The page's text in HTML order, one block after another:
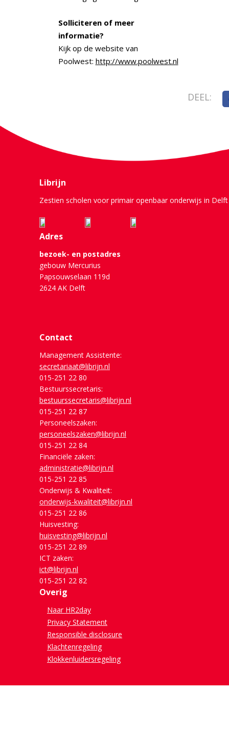
Solliciteren of meer
informatie?
Kijk op de website van
Poolwest: http://www.poolwest.nl
DEEL:
Librijn
Zestien scholen voor primair openbaar onderwijs in
Adres
bezoek- en postadres
gebouw Mercurius
Papsouwselaan 119d
2624 AK Delft
Contact
Management Assistente:
secretariaat@librijn.nl
015-251 22 80
Bestuurssecretaris:
bestuurssecretaris@librijn.nl
015-251 22 87
Personeelszaken:
personeelszaken@librijn.nl
015-251 22 84
Financiële zaken:
administratie@librijn.nl
015-251 22 85
Onderwijs & Kwaliteit:
onderwijs-kwaliteit@librijn.nl
015-251 22 86
Huisvesting:
huisvesting@librijn.nl
015-251 22 89
ICT zaken:
ict@librijn.nl
015-251 22 82
Overig
Naar HR2day
Privacy Statement
Responsible disclosure
Klachtenregeling
Klokkenluidersregeling